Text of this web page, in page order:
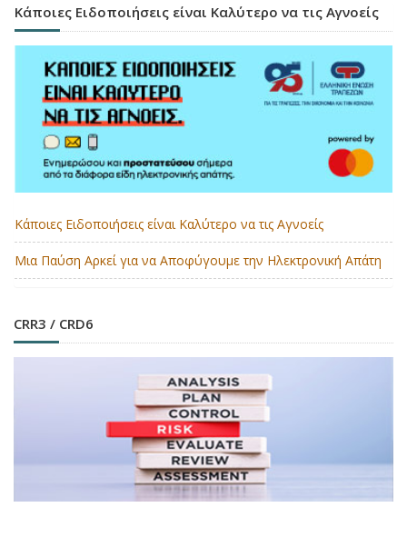
Κάποιες Ειδοποιήσεις είναι Καλύτερο να τις Αγνοείς
Κάποιες Ειδοποιήσεις είναι Καλύτερο να τις Αγνοείς
Μια Παύση Αρκεί για να Αποφύγουμε την Ηλεκτρονική Απάτη
CRR3 / CRD6